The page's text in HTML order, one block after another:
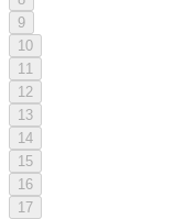
9
10
11
12
13
14
15
16
17